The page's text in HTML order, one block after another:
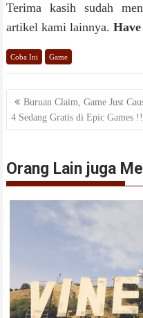
Terima kasih sudah
artikel kami lainnya.
Coba Ini Game
Navigasi
pos
Buruan Claim, Game Just
4 Sedang Gratis di Epic Games !!
Orang Lain juga